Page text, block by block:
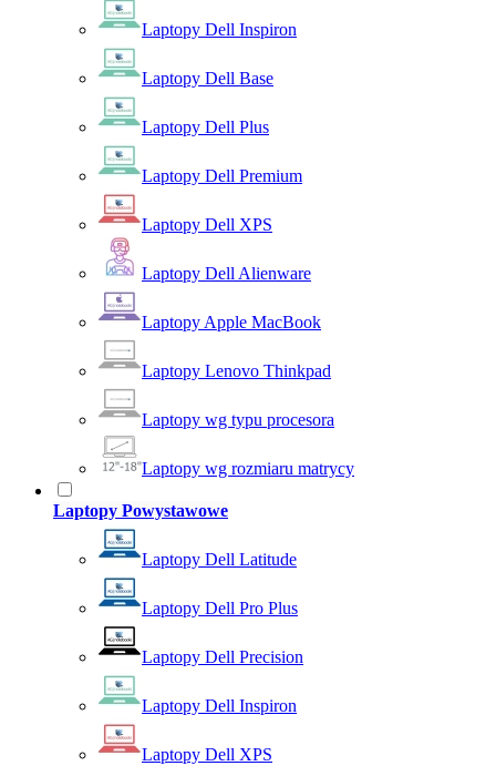
Laptopy Dell Inspiron
Laptopy Dell Base
Laptopy Dell Plus
Laptopy Dell Premium
Laptopy Dell XPS
Laptopy Dell Alienware
Laptopy Apple MacBook
Laptopy Lenovo Thinkpad
Laptopy wg typu procesora
Laptopy wg rozmiaru matrycy
Laptopy Powystawowe
Laptopy Dell Latitude
Laptopy Dell Pro Plus
Laptopy Dell Precision
Laptopy Dell Inspiron
Laptopy Dell XPS